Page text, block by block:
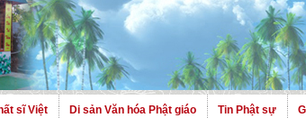
sĩ Việt Di sản Văn hóa Phật giáo Tin Phật sự